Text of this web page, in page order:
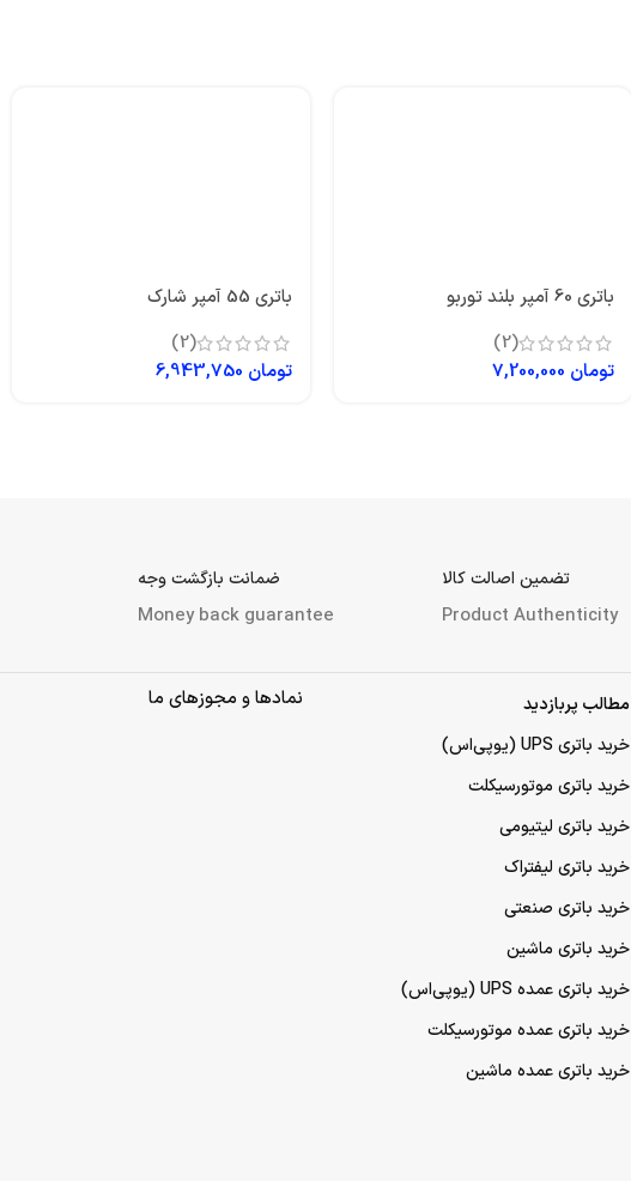
باتری 60 آمپر بلند توربو
(2)
تومان
باتری 55 آمپر شارک
(2)
تومان
تضمین اصالت کالا
Product Authenticity
ضمانت بازگشت وجه
Money back guarantee
مطالب پربازدید
خرید باتری UPS (یو‌پی‌اس)
خرید باتری موتورسیکلت
خرید باتری لیتیومی
خرید باتری لیفتراک
خرید باتری صنعتی
خرید باتری ماشین
خرید باتری عمده UPS (یو‌پی‌اس)
خرید باتری عمده موتورسیکلت
خرید باتری عمده ماشین
نمادها و مجوزهای ما